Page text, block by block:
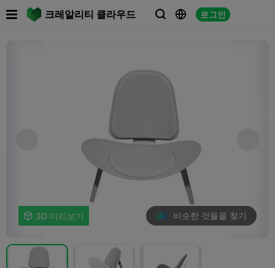
크레알리티 클라우드   로그인
 3D 미리보기 비슷한 것들을 찾기